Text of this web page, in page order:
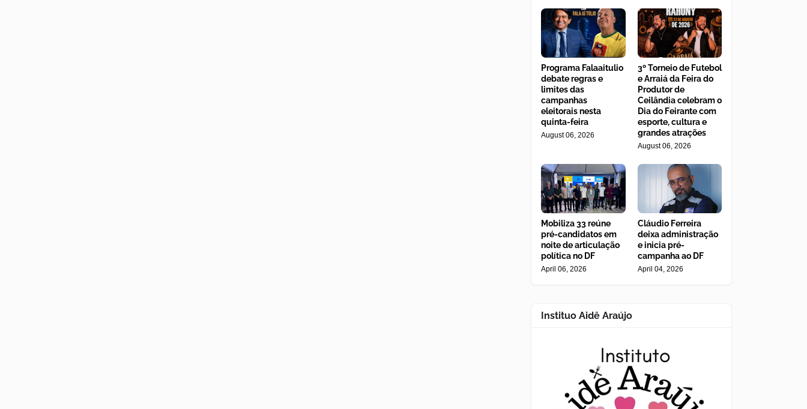
Programa Falaaitulio
debate regras e
limites das
campanhas
eleitorais nesta
quinta-feira
August 06, 2026
3º Torneio de Futebol
e Arraiá da Feira do
Produtor de
Ceilândia celebram o
Dia do Feirante com
esporte, cultura e
grandes atrações
August 06, 2026
Mobiliza 33 reúne
pré-candidatos em
noite de articulação
política no DF
April 06, 2026
Cláudio Ferreira
deixa administração
e inicia pré-
campanha ao DF
April 04, 2026
Instituo Aidê Araújo